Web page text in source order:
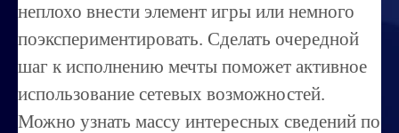
Порча ,сглаз
Усовершенствование личности
Секреты успешных продаж
неплохо внести элемент игры или немного
поэкспериментировать. Сделать очередной
шаг к исполнению мечты поможет активное
использование сетевых возможностей.
Можно узнать массу интересных сведений по